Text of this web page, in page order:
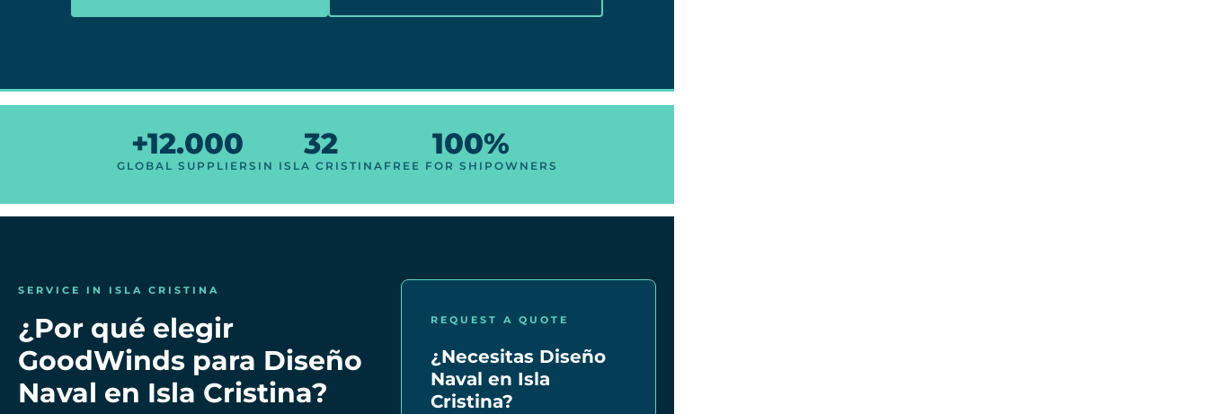
+12.000
GLOBAL SUPPLIERS
32
IN ISLA CRISTINA
100%
FREE FOR SHIPOWNERS
SERVICE IN ISLA CRISTINA
¿Por qué elegir
GoodWinds para Diseño
Naval en Isla Cristina?
REQUEST A QUOTE
¿Necesitas Diseño
Naval en Isla
Cristina?